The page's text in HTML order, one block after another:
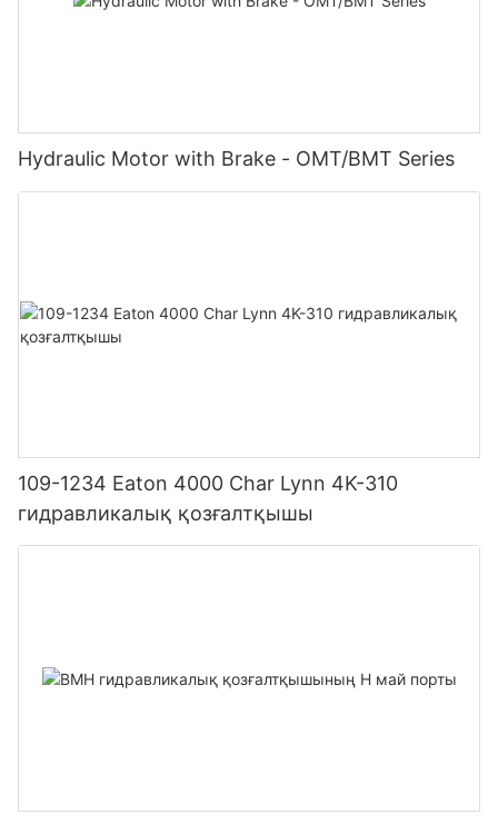
Hydraulic Motor with Brake - OMT/BMT Series
109-1234 Eaton 4000 Char Lynn 4K-310
гидравликалық қозғалтқышы